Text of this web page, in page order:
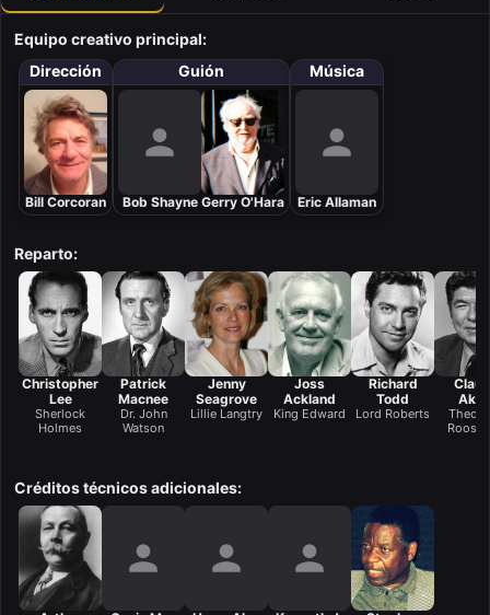
Equipo creativo principal:
Dirección
Bill Corcoran
Guión
Bob Shayne Gerry O'Hara
Música
Eric Allaman
Reparto:
Christopher
Lee
Sherlock
Holmes
Patrick
Macnee
Dr. John
Watson
Jenny
Seagrove
Lillie Langtry
Joss
Ackland
King Edward
Richard
Todd
Lord Roberts
Créditos técnicos adicionales: